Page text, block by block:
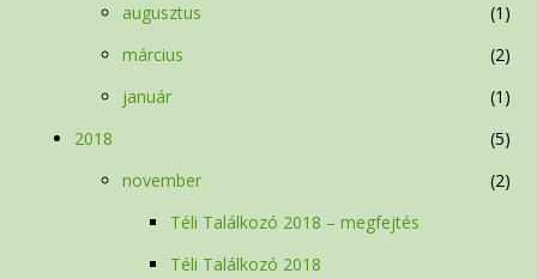
augusztus
1
március
2
január
1
2018
5
november
2
Téli Találkozó 2018 – megfejtés
Téli Találkozó 2018